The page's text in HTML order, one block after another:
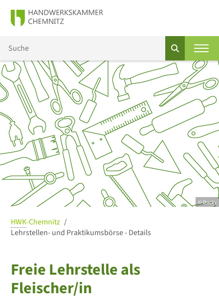
© Ducky
HWK-Chemnitz
Lehrstellen- und Praktikumsbörse - Details
Freie Lehrstelle als
Fleischer/in